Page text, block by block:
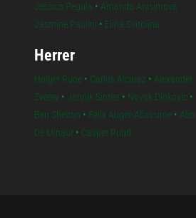
Jessica Pegula • Amanda Anisimova
Jasmine Paolini • Elina Svitolina
Herrer
Holger Rune• Carlos Alcaraz • Alexander
Zverev • Jannik Sinner• Novak Djokovic•
Ben Shelton • Felix Auger-Aliassime• Alex
De Minaur• Casper Ruud